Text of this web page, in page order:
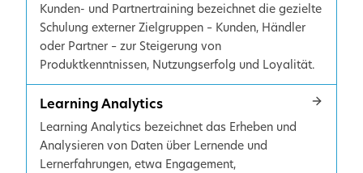
Kunden- und Partnertraining bezeichnet die gezielte
Schulung externer Zielgruppen – Kunden, Händler
oder Partner – zur Steigerung von
Produktkenntnissen, Nutzungserfolg und Loyalität.
Learning Analytics
Learning Analytics bezeichnet das Erheben und
Analysieren von Daten über Lernende und
Lernerfahrungen, etwa Engagement,